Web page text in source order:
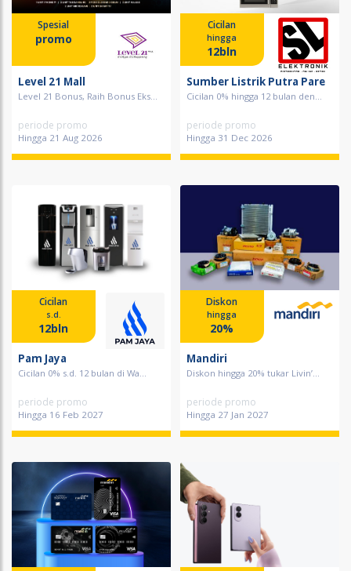
Spesial
promo
Level 21 Mall
Level 21 Bonus, Raih Bonus Eks...
periode promo
Hingga 21 Aug 2026
Cicilan
hingga
12bln
Sumber Listrik Putra Pare
Cicilan 0% hingga 12 bulan den...
periode promo
Hingga 31 Dec 2026
Cicilan
s.d.
12bln
Pam Jaya
Cicilan 0% s.d. 12 bulan di Wa...
periode promo
Hingga 16 Feb 2027
Diskon
hingga
20%
Mandiri
Diskon hingga 20% tukar Livin’...
periode promo
Hingga 27 Jan 2027